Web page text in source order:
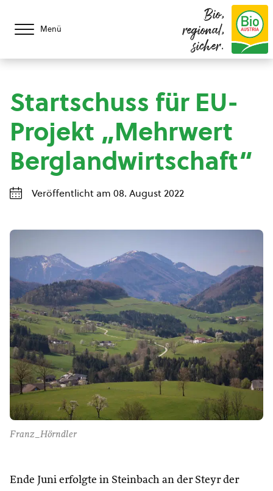
Menü
Bio,
regional,
sicher.
Startschuss für EU-
Projekt „Mehrwert
Berglandwirtschaft“
Veröffentlicht am 08. August 2022
Franz_Hörndler
Ende Juni erfolgte in Steinbach an der Steyr der